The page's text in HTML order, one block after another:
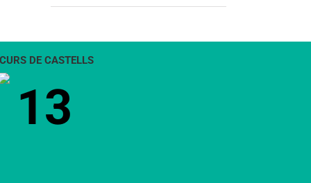
DE CASTELLS
13